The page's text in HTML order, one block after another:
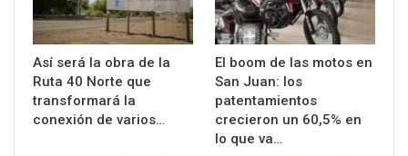
Así será la obra de la
Ruta 40 Norte que
transformará la
conexión de varios…
El boom de las motos en
San Juan: los
patentamientos
crecieron un 60,5% en
lo que va…